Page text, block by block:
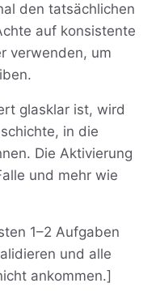
den tatsächlichen
auf konsistente
verwenden, um
glasklar ist, wird
in die
Die Aktivierung
und mehr wie
1–2 Aufgaben
und alle
ankommen.]